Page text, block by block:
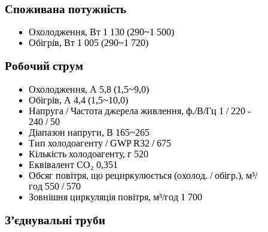
Споживана потужність
Охолодження, Вт 1 130 (290~1 500)
Обігрів, Вт 1 005 (290~1 720)
Робочий струм
Охолодження, А 5,8 (1,5~9,0)
Обігрів, А 4,4 (1,5~10,0)
Напруга / Частота джерела живлення, ф./В/Гц 1 / 220 -
240 / 50
Діапазон напруги, В 165~265
Тип холодоагенту / GWPR32 / 675
Кількість холодоагенту, г 520
Еквівалент CO₂ 0,351
Обсяг повітря, що рециркулюється (охолод. / обігр.), м³/
год 550 / 570
Зовнішня циркуляція повітря, м³/год 1 700
З’єднувальні труби